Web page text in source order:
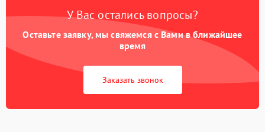
У Вас остались вопросы?
Оставьте заявку, мы свяжемся с Вами в ближайшее
время
Заказать звонок